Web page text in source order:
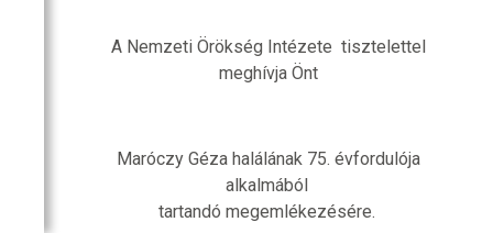
A Nemzeti Örökség Intézete tisztelettel
meghívja Önt
Maróczy Géza halálának 75. évfordulója
alkalmából
tartandó megemlékezésére.